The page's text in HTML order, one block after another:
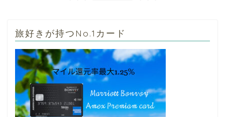
旅好きが持つNo.1カード